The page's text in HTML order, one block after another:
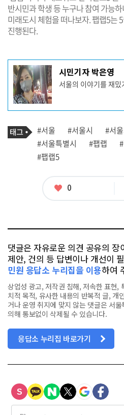
반시민과 학생 등 누구나 참여 가능
미래도시 체험을 떠나보자. 팹랩5는
진행된다.
기
사
작
성
자
프
필
시민기자 박은영
서울의 이야기를 재
기
사
관
련
태
태
그
#서울 #서울시 #서
#서울특별시
#팹랩
#팹랩5
좋
0
댓글은 자유로운 의견 공유의
제안, 건의 등 답변이나 개선이
민원 응답소 누리집을 이용하여
상업성 광고, 저작권 침해, 저속한 표현,
치적 목적, 유사한 내용의 반복적 글, 개
거나 운영 취지에 맞지 않는 댓글은 서
의해 통보없이 삭제될 수 있습니다.
응답소 누리집 바로가기